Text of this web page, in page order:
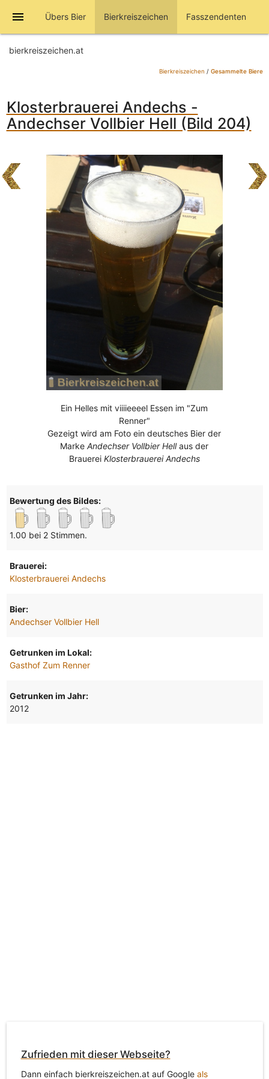
menu Übers Bier Bierkreiszeichen Fasszendenten
bierkreiszeichen.at
Bierkreiszeichen / Gesammelte Biere
Klosterbrauerei Andechs -
Andechser Vollbier Hell (Bild 204)
Ein Helles mit viiiieeeel Essen im "Zum
Renner"
Gezeigt wird am Foto ein deutsches Bier der
MarkeAndechser Vollbier Hellaus der
Brauerei Klosterbrauerei Andechs
Bewertung des Bildes:
1.00 bei 2 Stimmen.
Brauerei:
Klosterbrauerei Andechs
Bier:
Andechser Vollbier Hell
Getrunken im Lokal:
Gasthof Zum Renner
Getrunken im Jahr:
2012
Zufrieden mit dieser Webseite?
Dann einfach bierkreiszeichen.at auf Google als